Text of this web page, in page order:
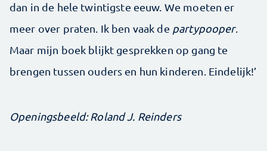
dan in de hele twintigste eeuw. We moeten er
meer over praten. Ik ben vaak de partypooper.
Maar mijn boek blijkt gesprekken op gang te
brengen tussen ouders en hun kinderen. Eindelijk!’
Openingsbeeld: Roland J. Reinders